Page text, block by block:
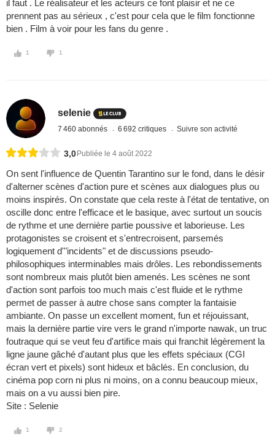
il faut . Le réalisateur et les acteurs ce font plaisir et ne ce
prennent pas au sérieux , c'est pour cela que le film fonctionne
bien . Film à voir pour les fans du genre .
1 1
selenie
7 460 abonnés 6 692 critiques Suivre son activité
3,0 Publiée le 4 août 2022
On sent l'influence de Quentin Tarantino sur le fond, dans le désir
d'alterner scènes d'action pure et scènes aux dialogues plus ou
moins inspirés. On constate que cela reste à l'état de tentative, on
oscille donc entre l'efficace et le basique, avec surtout un soucis
de rythme et une dernière partie poussive et laborieuse. Les
protagonistes se croisent et s'entrecroisent, parsemés
logiquement d'"incidents" et de discussions pseudo-
philosophiques interminables mais drôles. Les rebondissements
sont nombreux mais plutôt bien amenés. Les scènes ne sont
d'action sont parfois too much mais c'est fluide et le rythme
permet de passer à autre chose sans compter la fantaisie
ambiante. On passe un excellent moment, fun et réjouissant,
mais la dernière partie vire vers le grand n'importe nawak, un truc
foutraque qui se veut feu d'artifice mais qui franchit légèrement la
ligne jaune gâché d'autant plus que les effets spéciaux (CGI
écran vert et pixels) sont hideux et bâclés. En conclusion, du
cinéma pop corn ni plus ni moins, on a connu beaucoup mieux,
mais on a vu aussi bien pire.
Site : Selenie
1 2